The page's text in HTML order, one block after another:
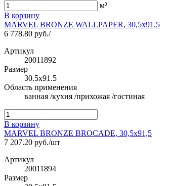
м²
В корзину
MARVEL BRONZE WALLPAPER, 30,5x91,5
6 778.80 руб./
Артикул
20011892
Размер
30.5x91.5
Область применения
ванная /кухня /прихожая /гостиная
В корзину
MARVEL BRONZE BROCADE, 30,5x91,5
7 207.20 руб./шт
Артикул
20011894
Размер